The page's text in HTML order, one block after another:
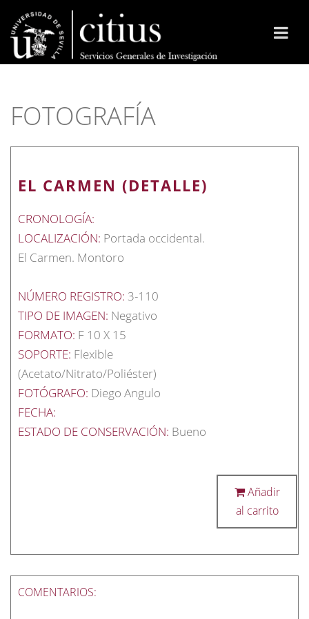
FOTOGRAFÍA
EL CARMEN (DETALLE)
CRONOLOGÍA:
LOCALIZACIÓN: Portada occidental.
El Carmen. Montoro
NÚMERO REGISTRO: 3-110
TIPO DE IMAGEN: Negativo
FORMATO: F 10 X 15
SOPORTE: Flexible
(Acetato/Nitrato/Poliéster)
FOTÓGRAFO: Diego Angulo
FECHA:
ESTADO DE CONSERVACIÓN: Bueno
Añadir
al carrito
COMENTARIOS: